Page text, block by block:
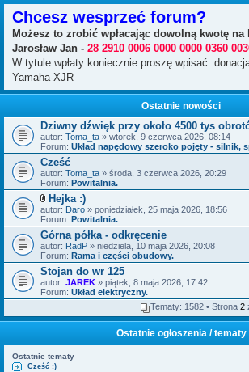
Chcesz wesprzeć forum?
Możesz to zrobić wpłacając dowolną kwotę na
Jarosław Jan - 28 2910 0006 0000 0000 0360
W tytule wpłaty koniecznie proszę wpisać:
Yamaha-XJR
Ostatnie nowości
Dziwny dźwięk przy około 4500 tys
autor: Toma_ta » wtorek, 9 czerwca 2026, 08:14
Forum: Układ napędowy szeroko pojęty - silnik,
Cześć
autor: Toma_ta » środa, 3 czerwca 2026, 20:29
Forum: Powitalnia.
Z
a
ł
ą
c
z
n
i
k
i
Hejka :)
autor: Daro » poniedziałek, 25 maja 2026, 18:56
Forum: Powitalnia.
Górna półka - odkręcenie
autor: RadP » niedziela, 10 maja 2026, 20:08
Forum: Rama i części obudowy.
Stojan do wr 125
autor: JAREK » piątek, 8 maja 2026, 17:42
Forum: Układ elektryczny.
Tematy: 1582 • Strona 2
Ostatnie ogłoszenia / tematy
Ostatnie tematy
Cześć :)